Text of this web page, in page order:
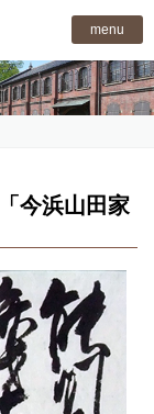
menu
今浜山田家